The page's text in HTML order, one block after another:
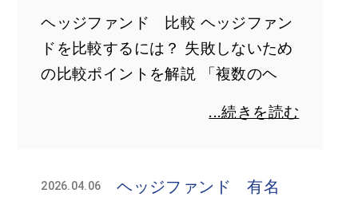
ヘッジファンド 比較 ヘッジファン
ドを比較するには？ 失敗しないため
の比較ポイントを解説 「複数のヘ
...続きを読む
2026.04.06 ヘッジファンド 有名